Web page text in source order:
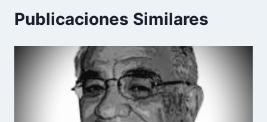
Publicaciones Similares